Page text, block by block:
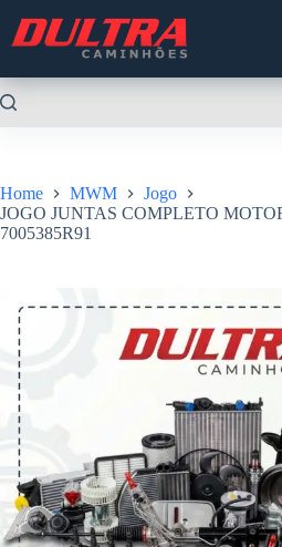
para
Home MWM
Jogo
JOGO JUNTAS COMPLETO
7005385R91